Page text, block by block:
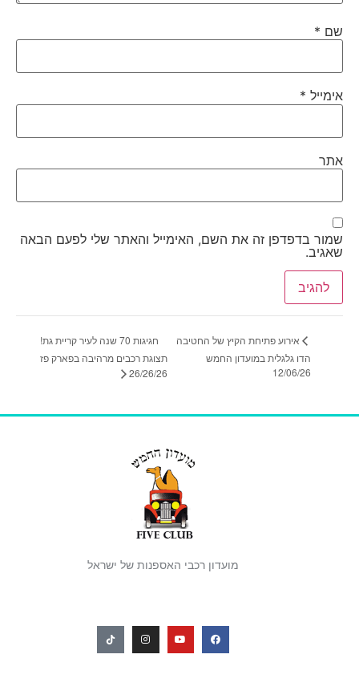
שם *
אימייל *
אתר
שמור בדפדפן זה את השם, האימייל והאתר שלי לפעם הבאה
שאגיב.
אירוע פתיחת הקיץ של החטיבה
הדו גלגלית במועדון החמש
12/06/26
חגיגות 70 שנה לעיר קריית גת!
תצוגת רכבים מרהיבה בפארק פז
26/26/26
מועדון רכבי האספנות של ישראל